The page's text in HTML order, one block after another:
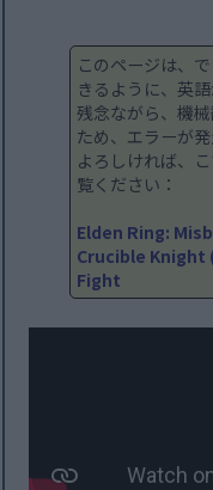
このページは、
きるように、英
残念ながら、機
ため、エラーが
よろしければ、
覧ください：
Elden Ring:
Crucible Knight
Fight